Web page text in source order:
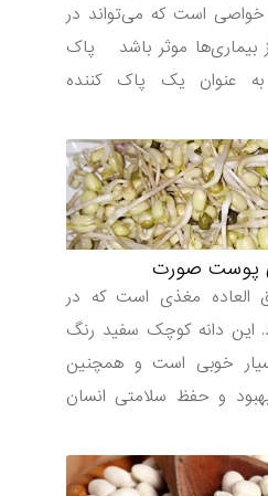
است که می‌تواند در
موثر باشد پاک
عنوان یک پاک کننده
صورت
مغذی است که در
دانه کوچک سفید رنگ
خوبی است و همچنین
و حفظ سلامتی انسان